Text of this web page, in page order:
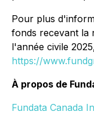
Pour plus
fonds recevant la
l'année civile
https://
À propos de
Fundata Canada